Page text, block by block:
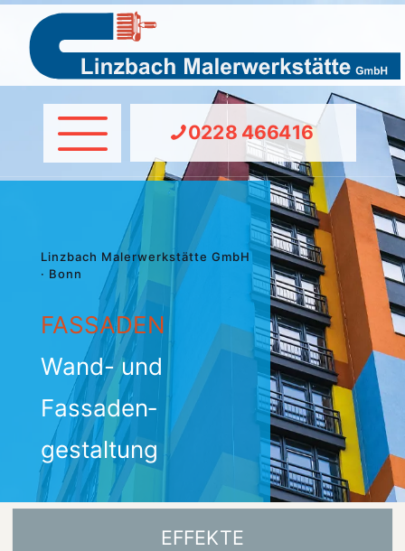
0228 466416
Linzbach Malerwerkstätte GmbH
· Bonn
FASSADEN
Wand- und
Fassaden­
gestaltung
EFFEKTE